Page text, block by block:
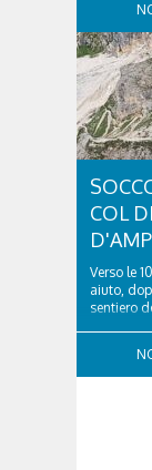
COL
Verso le
aiuto,
sentiero
Torri del